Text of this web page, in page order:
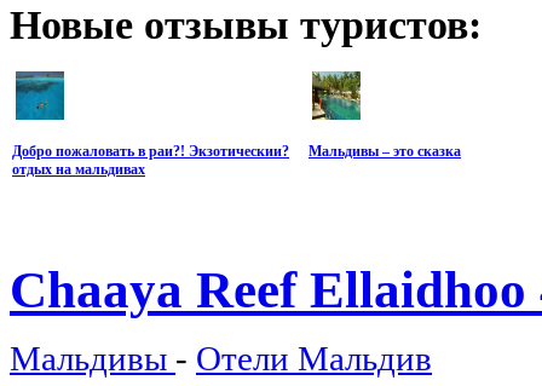
Новые отзывы туристов:
Добро пожаловать в раи?! Экзотическии?
отдых на мальдивах
Мальдивы – это сказка
Chaaya Reef
Мальдивы - Отели Мальдив